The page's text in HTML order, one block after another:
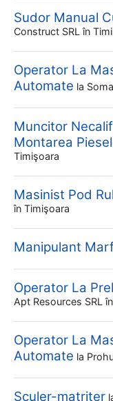
Sudor Manual
Construct SRL în
Operator La
Automate la
Muncitor
Montarea
Timişoara
Masinist Pod
în Timişoara
Manipulant
Operator La
Apt Resources SRL
Operator La
Automate la
Sculer-matriter